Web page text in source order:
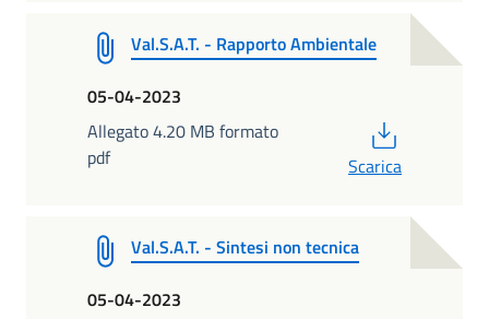
Val.S.A.T. - Rapporto Ambientale
05-04-2023
Allegato 4.20 MB formato
pdf
Scarica
Val.S.A.T. - Sintesi non tecnica
05-04-2023